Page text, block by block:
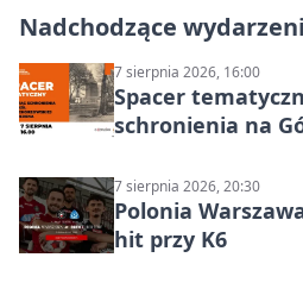
Nadchodzące
7 sierpnia 2026, 16:00
Spacer
schronienia na
7 sierpnia 2026, 20:30
Polonia
hit przy K6